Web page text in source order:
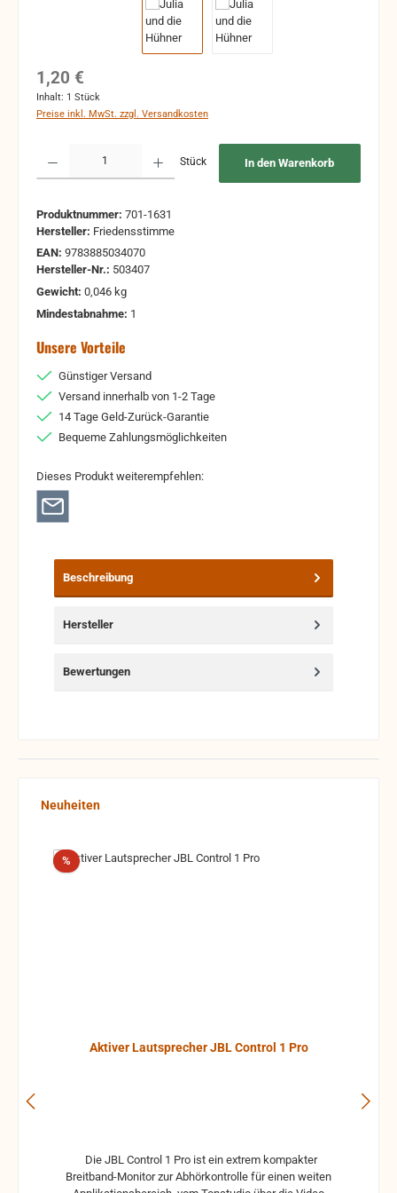
Regulärer Preis:
1,20 €
Inhalt: 1 Stück
Preise inkl. MwSt. zzgl. Versandkosten
Stück In den Warenkorb
Produktnummer: 701-1631
Hersteller: Friedensstimme
EAN: 9783885034070
Hersteller-Nr.: 503407
Gewicht: 0,046 kg
Mindestabnahme: 1
Unsere Vorteile
Günstiger Versand
Versand innerhalb von 1-2 Tage
14 Tage Geld-Zurück-Garantie
Bequeme Zahlungsmöglichkeiten
Dieses Produkt weiterempfehlen:
Beschreibung
Hersteller
Bewertungen
Produktgalerie überspringen
Neuheiten
%Rabatt
Aktiver Lautsprecher JBL Control 1 Pro
Breitband-Monitor zur Abhörkontrolle für einen weiten